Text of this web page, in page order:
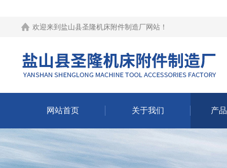
欢迎来到 盐山县圣隆机床附件制造厂网站 ！
网站首页 关于我们 产